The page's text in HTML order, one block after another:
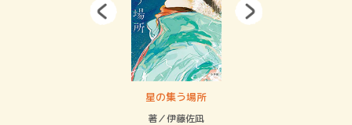
星の集う場所
著／伊藤佐凪